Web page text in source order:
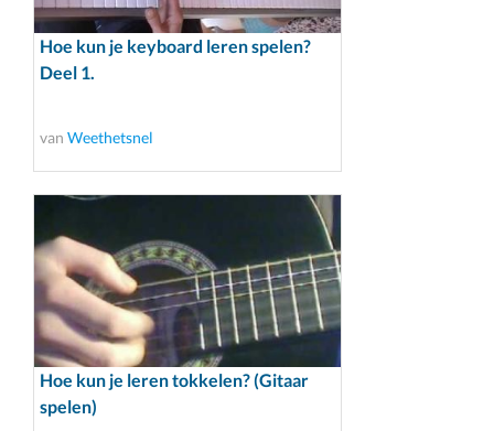
Hoe kun je keyboard leren spelen?
Deel 1.
van Weethetsnel
Hoe kun je leren tokkelen? (Gitaar
spelen)